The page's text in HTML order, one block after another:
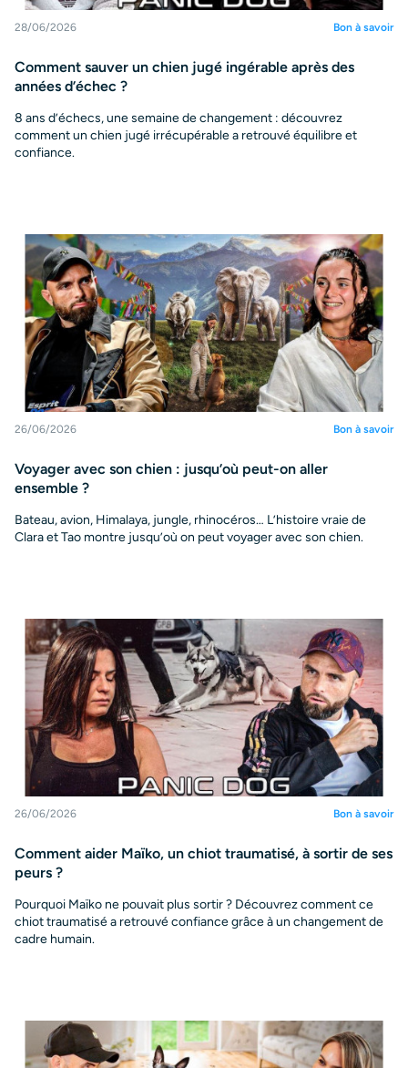
28/06/2026 Bon à savoir
Comment sauver un chien jugé ingérable après des
années d’échec ?
8 ans d’échecs, une semaine de changement : découvrez
comment un chien jugé irrécupérable a retrouvé équilibre et
confiance.
26/06/2026 Bon à savoir
Voyager avec son chien : jusqu’où peut-on aller
ensemble ?
Bateau, avion, Himalaya, jungle, rhinocéros… L’histoire vraie de
Clara et Tao montre jusqu’où on peut voyager avec son chien.
26/06/2026 Bon à savoir
Comment aider Maïko, un chiot traumatisé, à sortir de ses
peurs ?
Pourquoi Maïko ne pouvait plus sortir ? Découvrez comment ce
chiot traumatisé a retrouvé confiance grâce à un changement de
cadre humain.